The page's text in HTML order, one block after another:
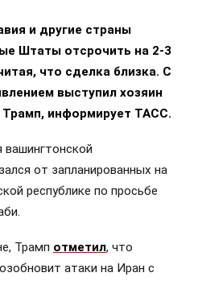
и другие страны
Штаты отсрочить на 2-3
что сделка близка. С
выступил хозяин
информирует ТАСС.
вашингтонской
от запланированных на
республике по просьбе
Трамп отметил, что
атаки на Иран с